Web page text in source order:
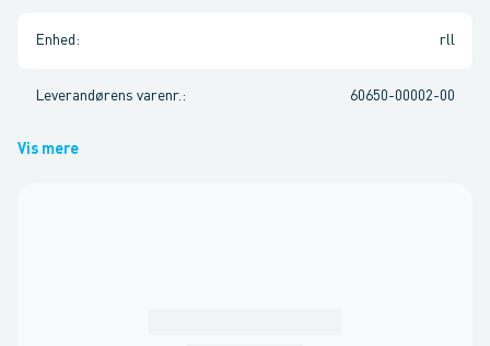
Enhed : rll
Leverandørens varenr. : 60650-00002-00
Vis mere